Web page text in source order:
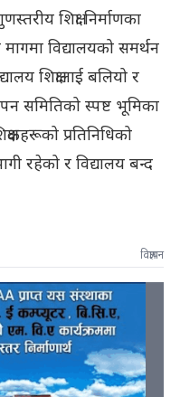
शिक्षा निर्माणका
विद्यालयको समर्थन
शिक्षालाई बलियो र
समितिको स्पष्ट भूमिका
प्रतिनिधिको
रहेको र विद्यालय बन्द
विज्ञापन